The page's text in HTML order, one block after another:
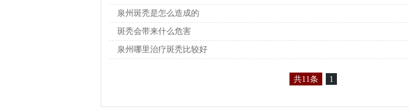
泉州斑秃是怎么造成的
斑秃会带来什么危害
泉州哪里治疗斑秃比较好
共11条 1